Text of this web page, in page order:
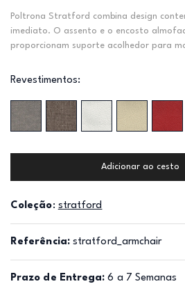
Poltrona Stratford combina design
imediato. O assento e o encosto
proporcionam suporte acolhedor para
Revestimentos:
Adicionar ao cesto
Coleção: stratford
Referência: stratford_armchair
Prazo de Entrega: 6 a 7 Semanas